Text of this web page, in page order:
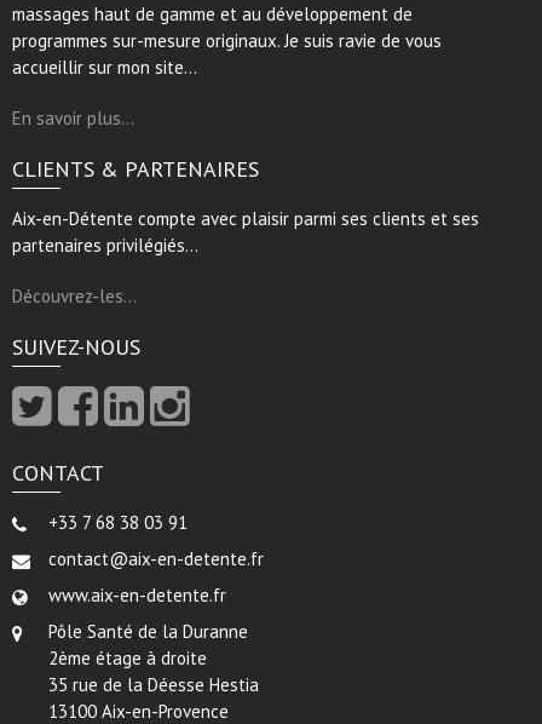
massages haut de gamme et au développement de
programmes sur-mesure originaux. Je suis ravie de vous
accueillir sur mon site…
En savoir plus…
CLIENTS & PARTENAIRES
Aix-en-Détente compte avec plaisir parmi ses clients et ses
partenaires privilégiés…
Découvrez-les…
SUIVEZ-NOUS
CONTACT
+33 7 68 38 03 91
contact@aix-en-detente.fr
www.aix-en-detente.fr
Pôle Santé de la Duranne
2ème étage à droite
35 rue de la Déesse Hestia
13100 Aix-en-Provence